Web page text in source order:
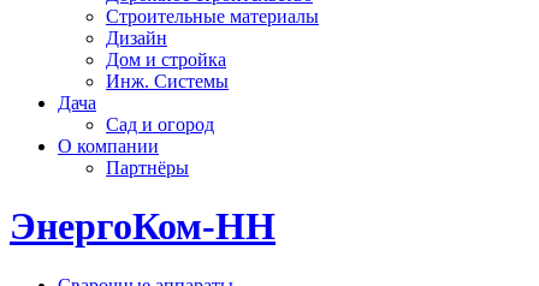
Строительные материалы
Дизайн
Дом и стройка
Инж. Системы
Дача
Сад и огород
О компании
Партнёры
ЭнергоКом-НН